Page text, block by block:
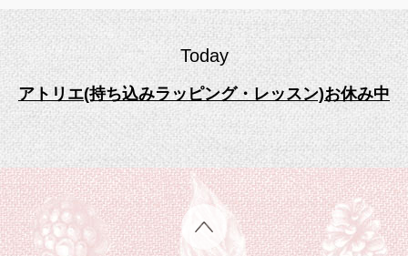
Today
アトリエ(持ち込みラッピング・レッスン)お休み中